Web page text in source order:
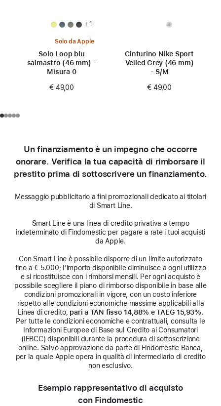
+ 1
Solo da Apple
Solo Loop blu
salmastro (46 mm) -
Misura 0
€ 49,00
Cinturino Nike Sport
Veiled Grey (46 mm)
- S/M
€ 49,00
Un finanziamento è un impegno che occorre
onorare. Verifica la tua capacità di rimborsare il
prestito prima di sottoscrivere un finanziamento.
Messaggio pubblicitario a fini promozionali dedicato ai titolari
di Smart Line.
Smart Line è una linea di credito privativa a tempo
indeterminato di Findomestic per pagare a rate i tuoi acquisti
da Apple.
Con Smart Line è possibile disporre di un limite autorizzato
fino a € 5.000; l’importo disponibile diminuisce a ogni utilizzo
e si ricostituisce con i rimborsi mensili. Per ogni acquisto è
possibile scegliere il piano di rimborso disponibile in base alle
condizioni promozionali in vigore, con un costo inferiore
rispetto alle condizioni economiche massime applicabili alla
Linea di credito, pari a TAN fisso 14,88% e TAEG 15,93%.
Per tutte le condizioni economiche e contrattuali, consulta le
Informazioni Europee di Base sul Credito ai Consumatori
(IEBCC) disponibili durante la procedura di sottoscrizione
online. Salvo approvazione da parte di Findomestic Banca,
per la quale Apple opera in qualità di intermediario di credito
non esclusivo.
Esempio rappresentativo di acquisto
con Findomestic